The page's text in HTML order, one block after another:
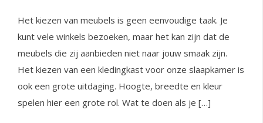
Het kiezen van meubels is geen eenvoudige taak. Je
kunt vele winkels bezoeken, maar het kan zijn dat de
meubels die zij aanbieden niet naar jouw smaak zijn.
Het kiezen van een kledingkast voor onze slaapkamer is
ook een grote uitdaging. Hoogte, breedte en kleur
spelen hier een grote rol. Wat te doen als je […]